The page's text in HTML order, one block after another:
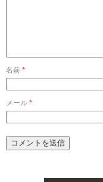
名前 *
メール *